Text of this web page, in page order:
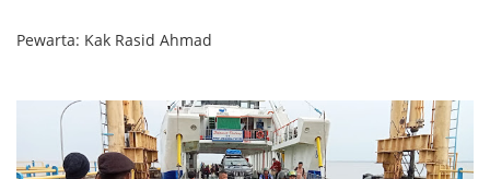
Pewarta: Kak Rasid Ahmad